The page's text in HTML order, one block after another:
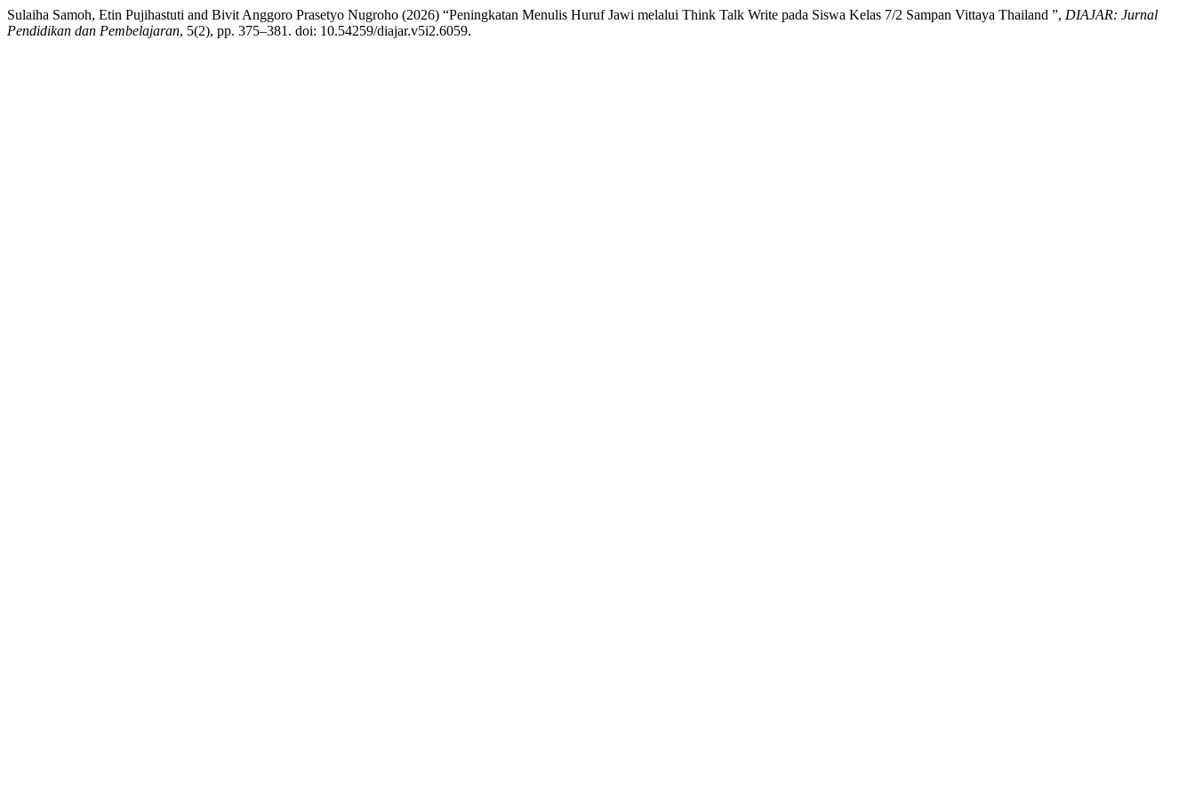
Sulaiha Samoh, Etin Pujihastuti and Bivit Anggoro Prasetyo Nugroho (2026) “Peningkatan Menulis Huruf Jawi melalui Think Talk Write pada Siswa Kelas 7/2 Sampan Vittaya Thailand ”, DIAJAR: Jurnal
Pendidikan dan Pembelajaran, 5(2), pp. 375–381. doi: 10.54259/diajar.v5i2.6059.